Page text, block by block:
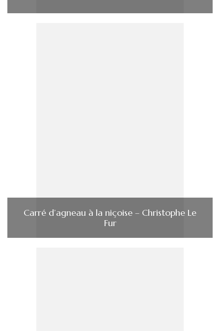
Carré d’agneau à la niçoise – Christophe Le
Fur